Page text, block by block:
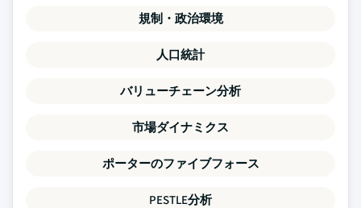
規制・政治環境
人口統計
バリューチェーン分析
市場ダイナミクス
ポーターのファイブフォース
PESTLE分析